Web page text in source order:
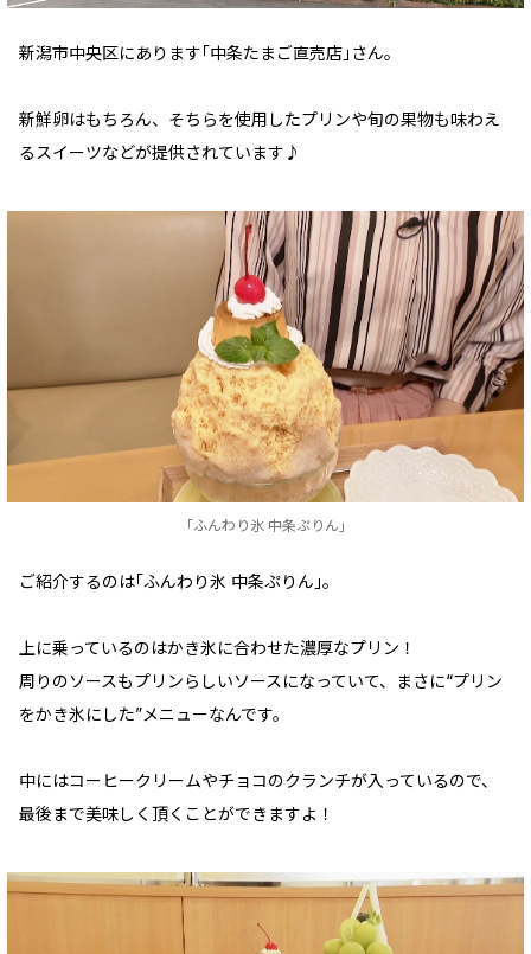
新潟市中央区にあります｢中条たまご直売店｣さん。
新鮮卵はもちろん、そちらを使用したプリンや旬の果物も味わえ
るスイーツなどが提供されています♪
｢ふんわり氷 中条ぷりん｣
ご紹介するのは｢ふんわり氷 中条ぷりん｣。
上に乗っているのはかき氷に合わせた濃厚なプリン！
周りのソースもプリンらしいソースになっていて、まさに“プリン
をかき氷にした”メニューなんです。
中にはコーヒークリームやチョコのクランチが入っているので、
最後まで美味しく頂くことができますよ！